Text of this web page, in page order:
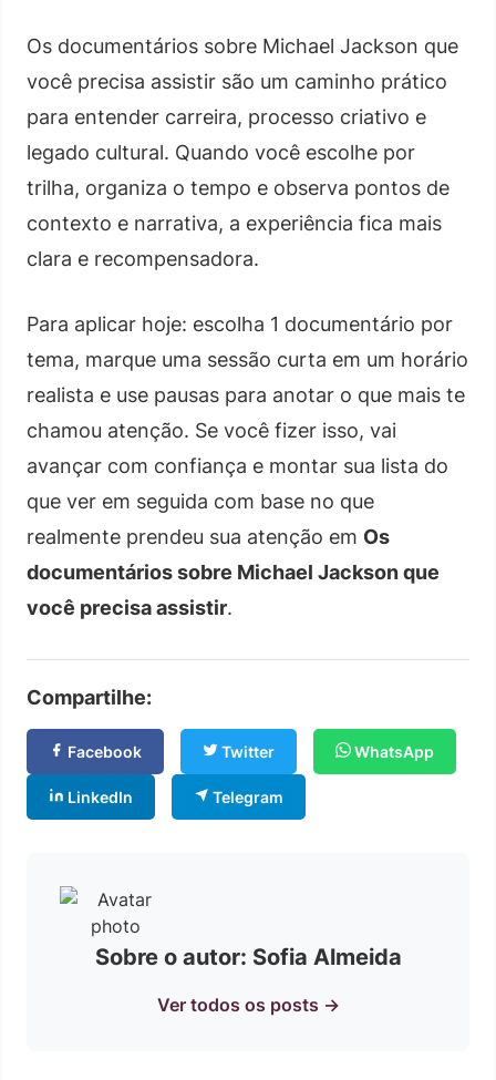
Os documentários sobre Michael Jackson que
você precisa assistir são um caminho prático
para entender carreira, processo criativo e
legado cultural. Quando você escolhe por
trilha, organiza o tempo e observa pontos de
contexto e narrativa, a experiência fica mais
clara e recompensadora.
Para aplicar hoje: escolha 1 documentário por
tema, marque uma sessão curta em um horário
realista e use pausas para anotar o que mais te
chamou atenção. Se você fizer isso, vai
avançar com confiança e montar sua lista do
que ver em seguida com base no que
realmente prendeu sua atenção em Os
documentários sobre Michael Jackson que
você precisa assistir.
Compartilhe:
Facebook Twitter WhatsApp
LinkedIn Telegram
Sobre o autor: Sofia Almeida
Ver todos os posts →